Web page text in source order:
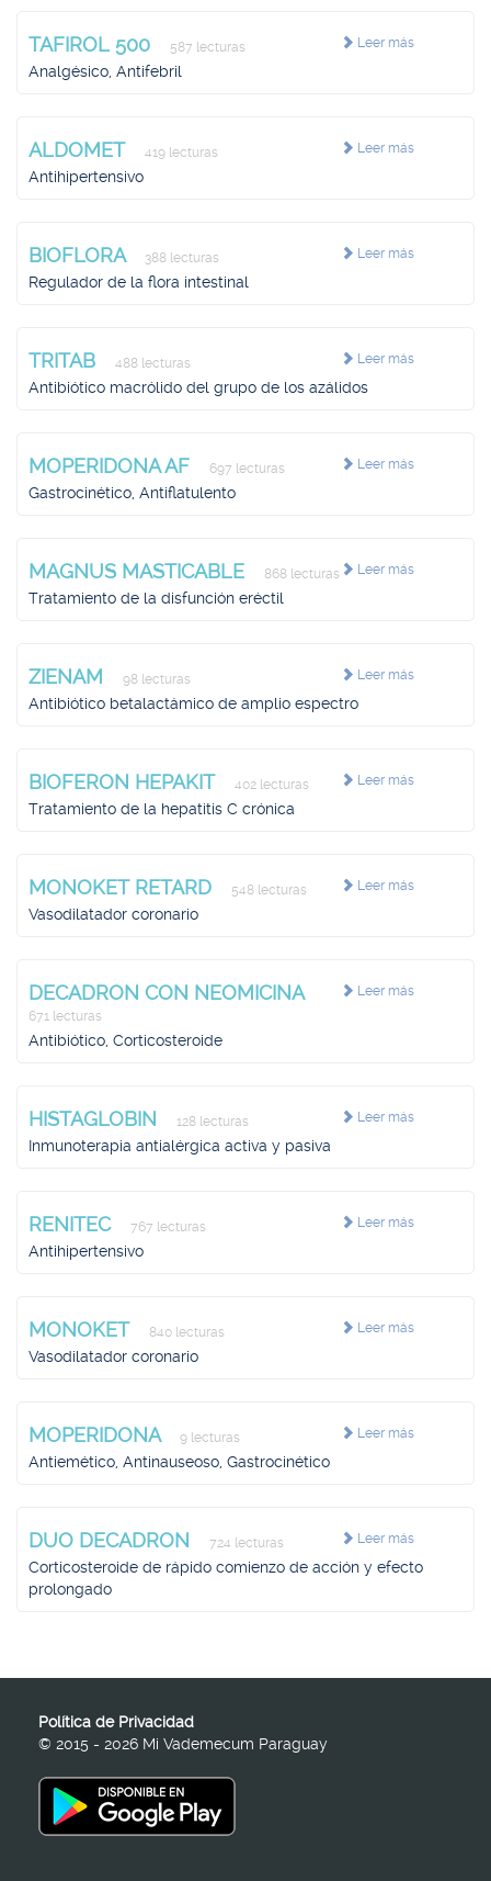
Leer más
TAFIROL 500 587 lecturas
Analgésico, Antifebril
Leer más
ALDOMET 419 lecturas
Antihipertensivo
Leer más
BIOFLORA 388 lecturas
Regulador de la flora intestinal
Leer más
TRITAB 488 lecturas
Antibiótico macrólido del grupo de los azálidos
Leer más
MOPERIDONA AF 697 lecturas
Gastrocinético, Antiflatulento
Leer más
MAGNUS MASTICABLE 868 lecturas
Tratamiento de la disfunción eréctil
Leer más
ZIENAM 98 lecturas
Antibiótico betalactámico de amplio espectro
Leer más
BIOFERON HEPAKIT 402 lecturas
Tratamiento de la hepatitis C crónica
Leer más
MONOKET RETARD 548 lecturas
Vasodilatador coronario
Leer más
DECADRON CON NEOMICINA
671 lecturas
Antibiótico, Corticosteroide
Leer más
HISTAGLOBIN 128 lecturas
Inmunoterapia antialérgica activa y pasiva
Leer más
RENITEC 767 lecturas
Antihipertensivo
Leer más
MONOKET 840 lecturas
Vasodilatador coronario
Leer más
MOPERIDONA 9 lecturas
Antiemético, Antinauseoso, Gastrocinético
Leer más
DUO DECADRON 724 lecturas
Corticosteroide de rápido comienzo de acción y efecto
prolongado
Política de Privacidad
© 2015 - 2026 Mi Vademecum Paraguay